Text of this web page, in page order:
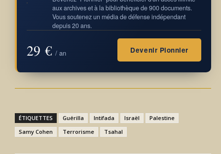
aux archives et à la bibliothèque de 900 documents.
Vous soutenez un média de défense indépendant
depuis 20 ans.
29 € / an Devenir Pionnier
ÉTIQUETTES Guérilla Intifada Israël
Palestine
Samy Cohen
Terrorisme Tsahal